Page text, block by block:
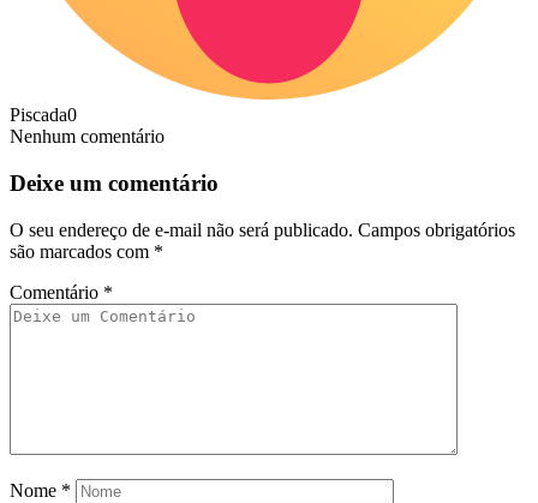
Piscada0
Nenhum comentário
Deixe um comentário
O seu endereço de e-mail não será publicado. Campos obrigatórios
são marcados com *
Comentário *
Nome *